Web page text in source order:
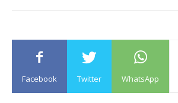
Facebook Twitter WhatsApp